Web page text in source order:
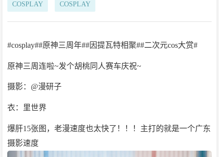
COSPLAY COSPLAY
#cosplay##原神三周年##因提瓦特相聚##二次元cos大赏#
原神三周连啦~发个胡桃同人赛车庆祝~
摄影：@漫研子
衣：里世界
爆肝15张图，老漫速度也太快了！！！主打的就是一个广东
摄影速度 ​​​